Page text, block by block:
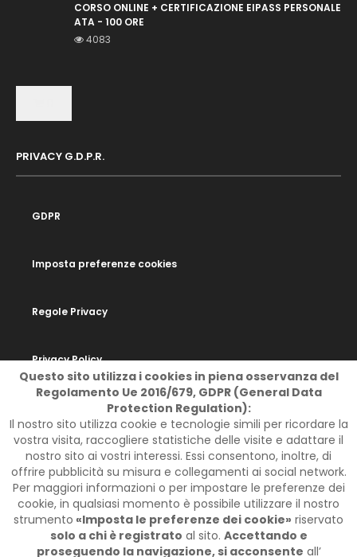
CORSO ONLINE + CERTIFICAZIONE EIPASS PERSONALE
ATA - 100 ORE
4083
PRIVACY G.D.P.R.
GDPR
Imposta preferenze cookies
Regole Privacy
Privacy Policy
SOCIAL
Questo sito utilizza i cookies in piena osservanza del
Regolamento Ue 2016/679, GDPR (General Data
Protection Regulation):
Il nostro sito utilizza cookie e tecnologie simili per ricordare la
vostra visita, raccogliere statistiche delle visite e adattare il
nostro sito ai vostri interessi. Essi consentono, inoltre, di
offrire pubblicità su misura e collegamenti ai social network.
Per maggiori informazioni o per impostare le preferenze dei
cookie, in qualsiasi momento è possibile utilizzare il nostro
strumento «Imposta le preferenze dei cookie» riservato
solo a chi è registrato al sito. Accettando e
proseguendo la navigazione, si acconsente all’